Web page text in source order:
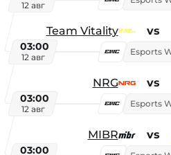
12 авг
Team Vitality vs
03:00
12 авг
NRG vs
03:00
12 авг
MIBR vs
03:00